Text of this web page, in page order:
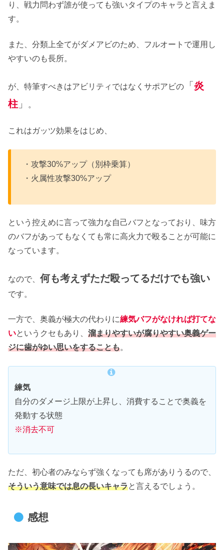
り、戦力問わず誰が使っても強いタイプのキャラと言えま
す。
また、分類上全てがダメアビのため、フルオートで運用し
やすいのも長所。
が、特筆すべきはアビリティではなくサポアビの 「 炎
柱 」 。
これはガッツ効果をはじめ、
・攻撃30%アップ（別枠乗算）
・火属性攻撃30%アップ
という控えめに言って強力な自己バフとなっており、味方
のバフがあってもなくても常に高火力で殴ることが可能に
なっています。
なので、 何も考えずただ殴ってるだけでも強い
です。
一方で、奥義が極大の代わりに練気バフがなければ打てな
いというクセもあり、 溜まりやすいが腐りやすい奥義ゲー
ジに歯がゆい思いをすることも。
練気
自分のダメージ上限が上昇し、消費することで奥義を
発動する状態
※消去不可
ただ、初心者のみならず強くなっても席がありうるので、
そういう意味では息の長いキャラと言えるでしょう。
感想